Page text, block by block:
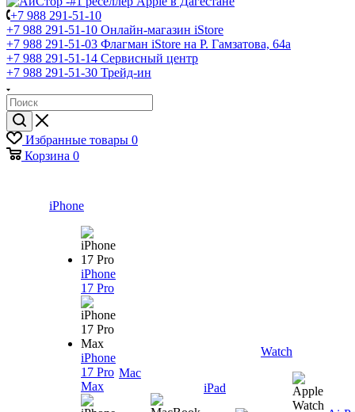
+7 988 291-51-10
+7 988 291-51-10 Онлайн-магазин iStore
+7 988 291-51-03 Флагман iStore на Р. Гамзатова, 64а
+7 988 291-51-14 Сервисный центр
+7 988 291-51-30 Трейд-ин
Избранные товары 0
Корзина 0
iPhone
iPhone
17 Pro
iPhone
17 Pro
Max
Mac
iPad
Watch